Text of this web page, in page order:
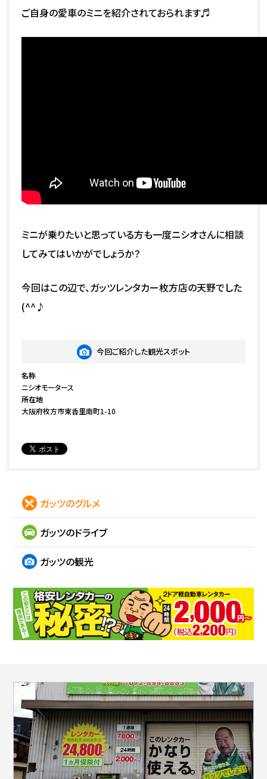
ご自身の愛車のミニを紹介されておられます♬
ミニが乗りたいと思っている方も一度ニシオさんに相談
してみてはいかがでしょうか？
今回はこの辺で、ガッツレンタカー枚方店の天野でした
(^^♪
今回ご紹介した観光スポット
名称
ニシオモータース
所在地
大阪府枚方市東香里南町1-10
ガッツのグルメ
ガッツのドライブ
ガッツの観光